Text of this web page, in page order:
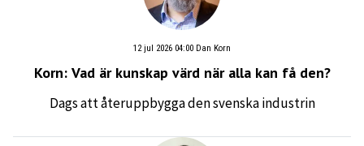
12 jul 2026 04:00 Dan Korn
Korn: Vad är kunskap värd när alla kan få den?
Dags att återuppbygga den svenska industrin